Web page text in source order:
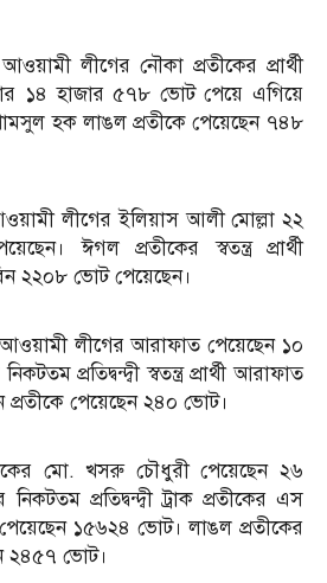
লীগের নৌকা প্রতীকের প্রার্থী
১৪ হাজার ৫৭৮ ভোট পেয়ে এগিয়ে
হক লাঙল প্রতীকে পেয়েছেন ৭৪৮
লীগের ইলিয়াস আলী মোল্লা ২২
ঈগল প্রতীকের স্বতন্ত্র প্রার্থী
২২০৮ ভোট পেয়েছেন।
আওয়ামী লীগের আরাফাত পেয়েছেন ১০
প্রতিদ্বন্দ্বী স্বতন্ত্র প্রার্থী আরাফাত
পেয়েছেন ২৪০ ভোট।
মো. খসরু চৌধুরী পেয়েছেন ২৬
প্রতিদ্বন্দ্বী ট্রাক প্রতীকের এস
১৫৬২৪ ভোট। লাঙল প্রতীকের
২৪৫৭ ভোট।